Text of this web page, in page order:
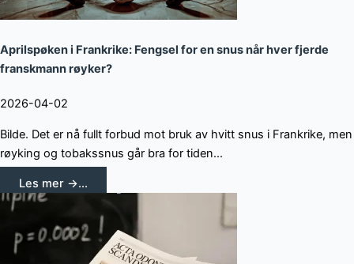
Aprilspøken i Frankrike: Fengsel for en snus når hver fjerde
franskmann røyker?
2026-04-02
Bilde. Det er nå fullt forbud mot bruk av hvitt snus i Frankrike, men
røyking og tobakssnus går bra for tiden...
Les mer →...